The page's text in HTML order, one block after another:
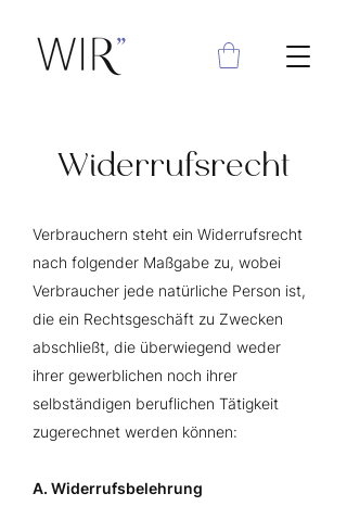
Widerrufsrecht
Verbrauchern steht ein Widerrufsrecht
nach folgender Maßgabe zu, wobei
Verbraucher jede natürliche Person ist,
die ein Rechtsgeschäft zu Zwecken
abschließt, die überwiegend weder
ihrer gewerblichen noch ihrer
selbständigen beruflichen Tätigkeit
zugerechnet werden können:
A. Widerrufsbelehrung